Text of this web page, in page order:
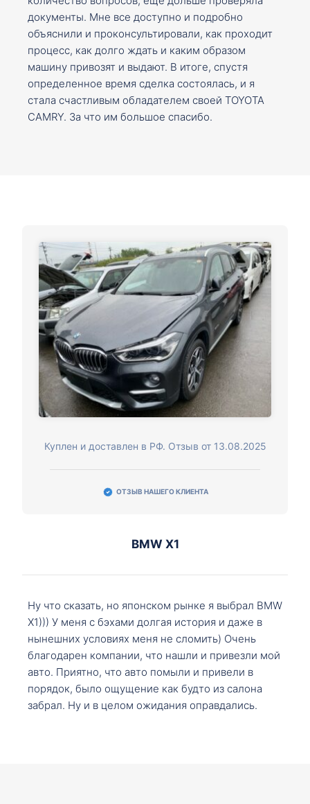
документы. Мне все доступно и подробно
объяснили и проконсультировали, как проходит
процесс, как долго ждать и каким образом
машину привозят и выдают. В итоге, спустя
определенное время сделка состоялась, и я
стала счастливым обладателем своей TOYOTA
CAMRY. За что им большое спасибо.
Куплен и доставлен в РФ. Отзыв от 13.08.2025
ОТЗЫВ НАШЕГО КЛИЕНТА
BMW X1
Ну что сказать, но японском рынке я выбрал BMW
X1))) У меня с бэхами долгая история и даже в
нынешних условиях меня не сломить) Очень
благодарен компании, что нашли и привезли мой
авто. Приятно, что авто помыли и привели в
порядок, было ощущение как будто из салона
забрал. Ну и в целом ожидания оправдались.